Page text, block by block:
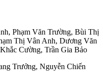
, Phạm Văn Trường, Bùi Thị
Thị Vân Anh, Dương Văn
Cường, Trần Gia Bảo
Trưởng, Nguyễn Chiến